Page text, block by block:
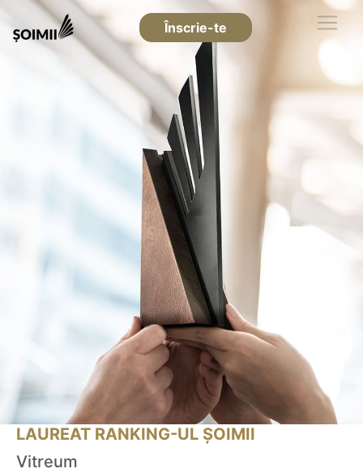
Înscrie-te
LAUREAT RANKING-UL ȘOIMII
Vitreum